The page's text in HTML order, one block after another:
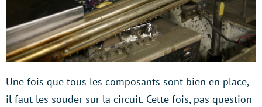
Une fois que tous les composants sont bien en place,
il faut les souder sur la circuit. Cette fois, pas question